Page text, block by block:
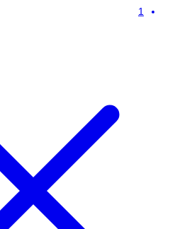
1